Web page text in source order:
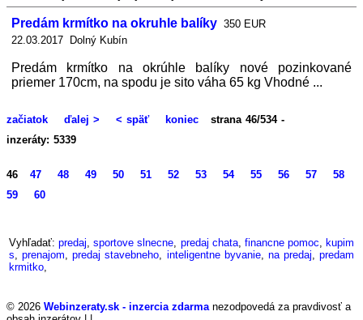
Predám krmítko na okruhle balíky 350 EUR
22.03.2017 Dolný Kubín
Predám krmítko na okrúhle balíky nové pozinkované
priemer 170cm, na spodu je sito váha 65 kg Vhodné ...
začiatok ďalej > < späť koniec
strana 46/534 -
inzeráty: 5339
46 47 48 49 50 51 52 53 54 55 56 57
58
59
60
Vyhľadať:predaj,sportove slnecne, predaj chata, financne pomoc, kupim
s,prenajom,predaj stavebneho, inteligentne byvanie, na predaj, predam
krmitko,
© 2026 Webinzeraty.sk - inzercia zdarma nezodpovedá za pravdivosť a